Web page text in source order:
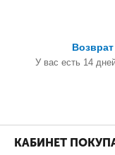
У вас есть 14
КАБИНЕТ